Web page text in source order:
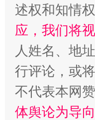
述权和知情
应，我们将
人姓名、地
行评论，或
不代表本网
体舆论为导向